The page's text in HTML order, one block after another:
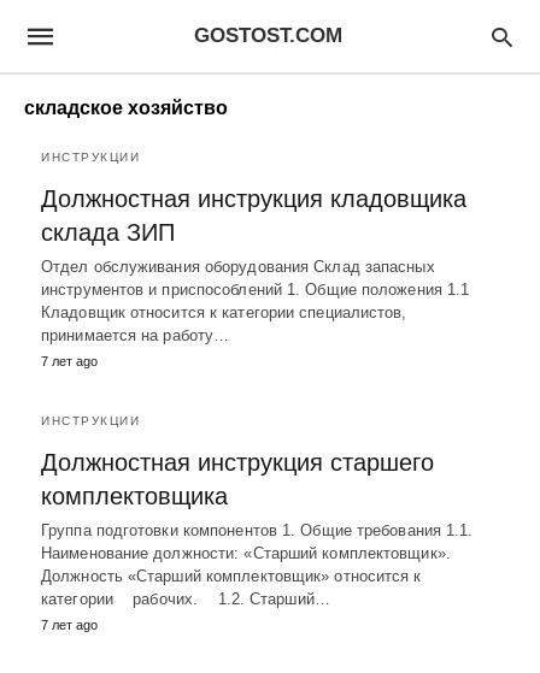
GOSTOST.COM
складское хозяйство
ИНСТРУКЦИИ
Должностная инструкция кладовщика
склада ЗИП
Отдел обслуживания оборудования Склад запасных
инструментов и приспособлений 1. Общие положения 1.1
Кладовщик относится к категории специалистов,
принимается на работу…
7 лет ago
ИНСТРУКЦИИ
Должностная инструкция старшего
комплектовщика
Группа подготовки компонентов 1. Общие требования 1.1.
Наименование должности: «Старший комплектовщик».
Должность «Старший комплектовщик» относится к
категории рабочих. 1.2. Старший…
7 лет ago